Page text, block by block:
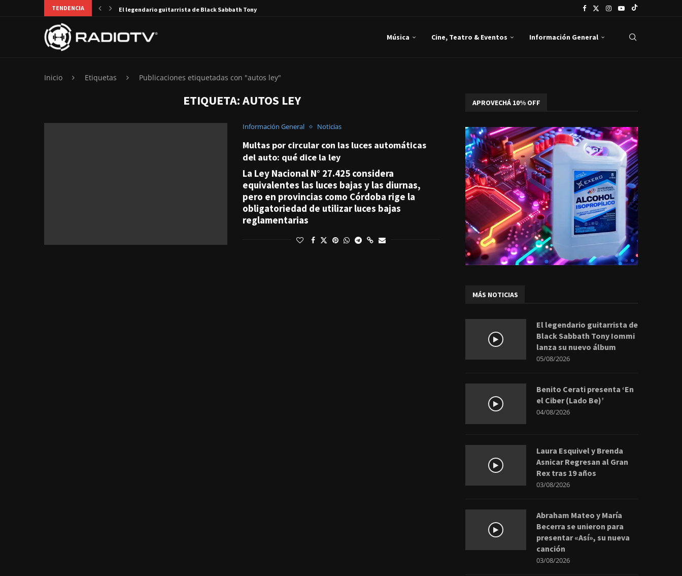
TENDENCIA El legendario guitarrista de Black Sabbath Tony Iommi...
Música Cine, Teatro & Eventos Información General
Inicio Etiquetas Publicaciones etiquetadas con "autos ley"
ETIQUETA:AUTOS LEY
Información General Noticias
Multas por circular con las luces automáticas
del auto: qué dice la ley
La Ley Nacional N° 27.425 considera
equivalentes las luces bajas y las diurnas,
pero en provincias como Córdoba rige la
obligatoriedad de utilizar luces bajas
reglamentarias
APROVECHÁ 10% OFF
MÁS NOTICIAS
El legendario guitarrista de
Black Sabbath Tony Iommi
lanza su nuevo álbum
05/08/2026
Benito Cerati presenta ‘En
el Ciber (Lado Be)’
04/08/2026
Laura Esquivel y Brenda
Asnicar Regresan al Gran
Rex tras 19 años
03/08/2026
Abraham Mateo y María
Becerra se unieron para
presentar «Así», su nueva
canción
03/08/2026